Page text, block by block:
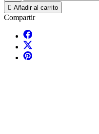
 Añadir al carrito
Compartir